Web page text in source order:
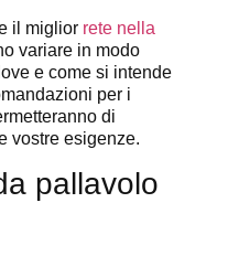
il miglior rete nella
variare in modo
e come si intende
per i
di
vostre esigenze.
pallavolo